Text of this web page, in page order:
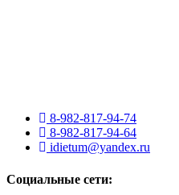
8-982-817-94-74
8-982-817-94-64
idietum@yandex.ru
Социальные сети: